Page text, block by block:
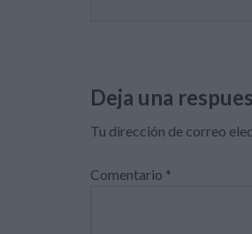
Deja una
Tu dirección de correo
Comentario *